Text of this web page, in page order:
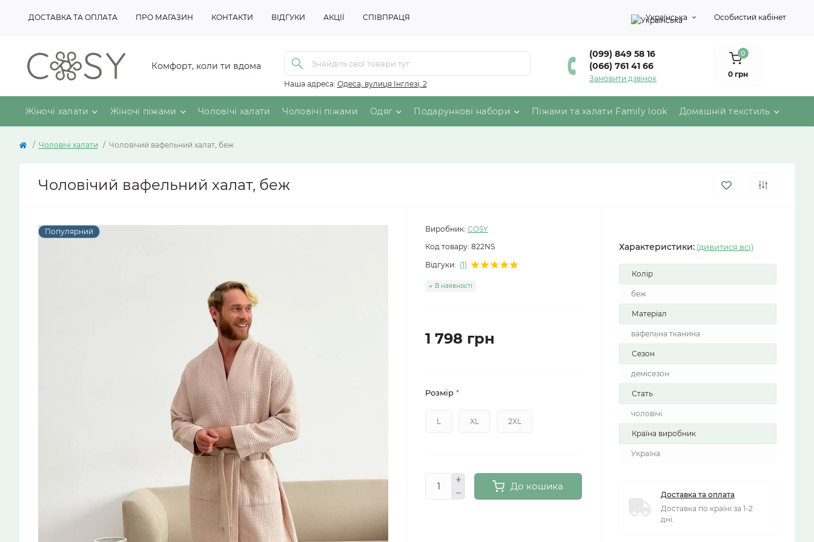
ДОСТАВКА ТА ОПЛАТА ПРО МАГАЗИН КОНТАКТИ ВІДГУКИ АКЦІЇ СПІВПРАЦЯ Українська Особистий кабінет
Комфорт, коли ти вдома
Наша адреса: Одеса, вулиця Інглезі, 2
(099) 849 58 16
(066) 761 41 66
Замовити дзвінок
0
0 грн
Жіночі халати Жіночі піжами Чоловічі халати Чоловічі піжами Одяг Подарункові набори Піжами та халати Family look Домашній текстиль
Чоловічі халати Чоловічий вафельний халат, беж
Чоловічий вафельний халат, беж
Популярний Виробник: COSY
Код товару: 822NS
Відгуки: (1)
В наявності
1 798 грн
Розмір *
L XL 2XL
До кошика
Характеристики: (дивитися всі)
Колір
беж
Матеріал
вафельна тканина
Сезон
демісезон
Стать
чоловічі
Країна виробник
Україна
Доставка та оплата
Доставка по країні за 1-2
дні.